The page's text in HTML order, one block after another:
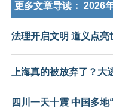
更多文章导读： 2026
法理开启文明 道义点亮
上海真的被放弃了？大
四川一天十震 中国多地